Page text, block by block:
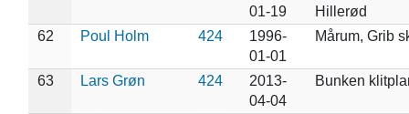
01-19
Hillerød
62
Poul Holm 424
1996-
01-01
Mårum, Grib
63 Lars Grøn 424
2013-
04-04
Bunken